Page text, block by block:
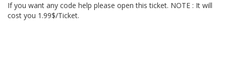
If you want any code help please open this ticket. NOTE : It will
cost you 1.99$/Ticket.